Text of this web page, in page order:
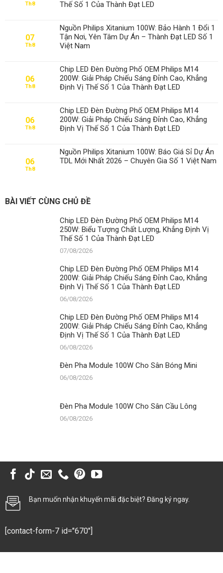
Th8 Thế Số 1 Của Thành Đạt LED
07
Th8
Nguồn Philips Xitanium 100W: Bảo Hành 1 Đổi 1
Tận Nơi, Yên Tâm Dự Án – Thành Đạt LED Số 1
Việt Nam
06
Th8
Chip LED Đèn Đường Phố OEM Philips M14
200W: Giải Pháp Chiếu Sáng Đỉnh Cao, Khẳng
Định Vị Thế Số 1 Của Thành Đạt LED
06
Th8
Chip LED Đèn Đường Phố OEM Philips M14
200W: Giải Pháp Chiếu Sáng Đỉnh Cao, Khẳng
Định Vị Thế Số 1 Của Thành Đạt LED
06
Th8
Nguồn Philips Xitanium 100W: Báo Giá Sỉ Dự Án
TDL Mới Nhất 2026 – Chuyên Gia Số 1 Việt Nam
BÀI VIẾT CÙNG CHỦ ĐỀ
Chip LED Đèn Đường Phố OEM Philips M14
250W: Biểu Tượng Chất Lượng, Khẳng Định Vị
Thế Số 1 Của Thành Đạt LED
07/08/2026
Chip LED Đèn Đường Phố OEM Philips M14
200W: Giải Pháp Chiếu Sáng Đỉnh Cao, Khẳng
Định Vị Thế Số 1 Của Thành Đạt LED
06/08/2026
Chip LED Đèn Đường Phố OEM Philips M14
200W: Giải Pháp Chiếu Sáng Đỉnh Cao, Khẳng
Định Vị Thế Số 1 Của Thành Đạt LED
06/08/2026
Đèn Pha Module 100W Cho Sân Bóng Mini
06/08/2026
Đèn Pha Module 100W Cho Sân Cầu Lông
06/08/2026
Bạn muốn nhận khuyến mãi đặc biệt? Đăng ký ngay.
[contact-form-7 id="670"]